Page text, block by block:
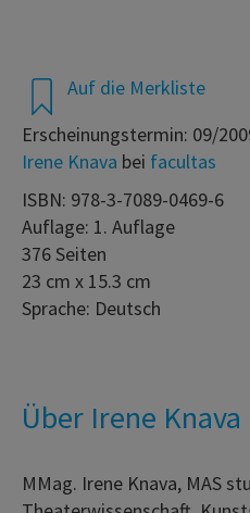
Auf die Merkliste
Erscheinungstermin: 09/
Irene Knava bei facultas
ISBN: 978-3-7089-0469-6
Auflage: 1. Auflage
376 Seiten
23 cm x 15.3 cm
Sprache: Deutsch
Über Irene Knava
MMag. Irene Knava, MAS